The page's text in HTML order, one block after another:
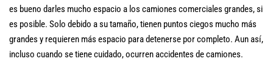
es bueno darles mucho espacio a los camiones comerciales grandes, si
es posible. Solo debido a su tamaño, tienen puntos ciegos mucho más
grandes y requieren más espacio para detenerse por completo. Aun así,
incluso cuando se tiene cuidado, ocurren accidentes de camiones.